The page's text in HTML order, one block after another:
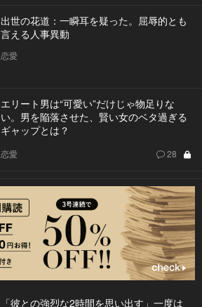
出世の花道：一瞬耳を疑った。屈辱的とも
言える人事異動
恋愛
エリート男は“可愛い”だけじゃ物足りな
い。男を陥落させた、賢い女のベタ過ぎる
ギャップとは？
恋愛 28
「彼との強烈な2時間を思い出す」一度は